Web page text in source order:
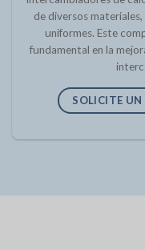
de diversos
uniformes. Este
fundamental en la
SOLICITE UN